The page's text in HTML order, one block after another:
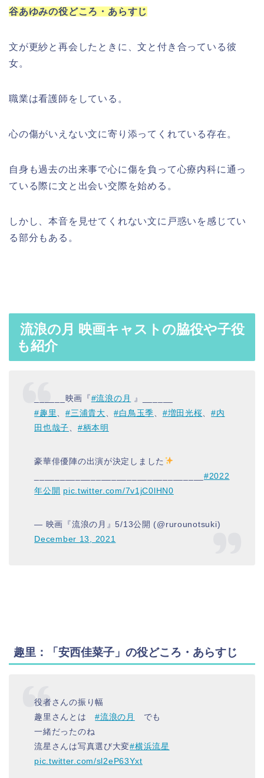
谷あゆみの役どころ・あらすじ
文が更紗と再会したときに、文と付き合っている彼
女。
職業は看護師をしている。
心の傷がいえない文に寄り添ってくれている存在。
自身も過去の出来事で心に傷を負って心療内科に通っ
ている際に文と出会い交際を始める。
しかし、本音を見せてくれない文に戸惑いを感じてい
る部分もある。
流浪の月 映画キャストの脇役や子役
も紹介
______映画『#流浪の月
』______
#趣里
、#三浦貴大 、#白鳥玉季 #増田光桜 、#内
田也哉子
#柄本明
豪華俳優陣の出演が決定しました
#2022
年公開 pic.twitter.com/7v1jC0lHN0
— 映画『流浪の月』5/13公開 (@rurounotsuki)
December 13, 2021
趣里：「安西佳菜子」の役どころ・あらすじ
役者さんの振り幅
趣里さんとは#流浪の月
でも
一緒だったのね
流星さんは写真選び大変#横浜流星
pic.twitter.com/sl2eP63Yxt